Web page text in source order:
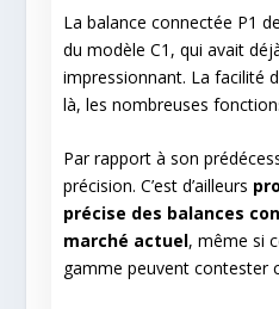
La balance connectée P1
du modèle C1, qui avait
impressionnant. La facilité
là, les nombreuses
Par rapport à son
précision. C’est d’ailleurs
précise des balances
marché actuel, même si
gamme peuvent contester